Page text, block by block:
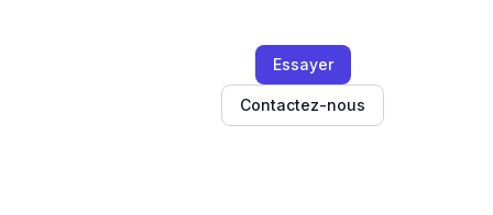
Essayer
Contactez-nous